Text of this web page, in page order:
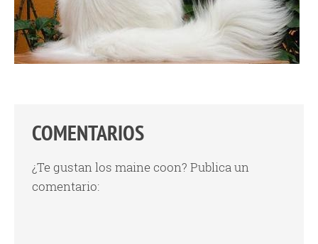
COMENTARIOS
¿Te gustan los maine coon? Publica un
comentario: